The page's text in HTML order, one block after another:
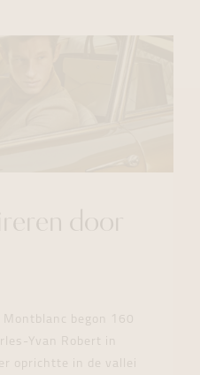
door
Montblanc begon 160
Yvan Robert in
oprichtte in de vallei